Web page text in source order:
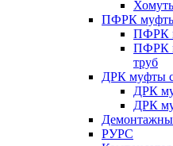
ПФРК
ПФРК
ПФРК
труб
ДРК муфты
ДРК
ДРК
РУРС